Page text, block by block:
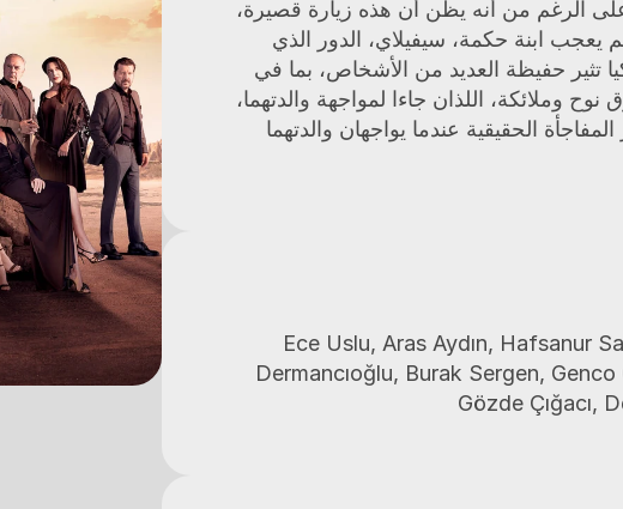
Ece Uslu, Aras Aydın, Hafsanur
Dermancıoğlu, Burak Sergen,
Gözde Çığacı,